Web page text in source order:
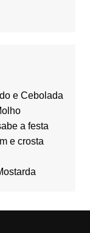
e Cebolada
a festa
e crosta